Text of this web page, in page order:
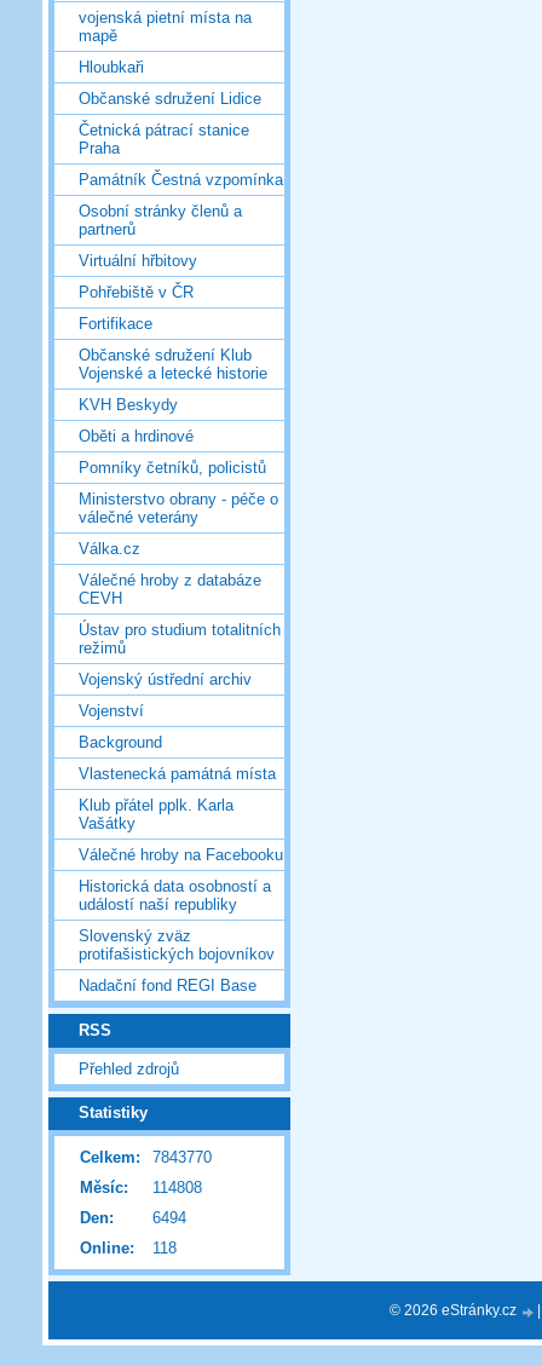
vojenská pietní místa na
mapě
Hloubkaři
Občanské sdružení Lidice
Četnická pátrací stanice
Praha
Památník Čestná vzpomínka
Osobní stránky členů a
partnerů
Virtuální hřbitovy
Pohřebiště v ČR
Fortifikace
Občanské sdružení Klub
Vojenské a letecké historie
KVH Beskydy
Oběti a hrdinové
Pomníky četníků, policistů
Ministerstvo obrany - péče o
válečné veterány
Válka.cz
Válečné hroby z databáze
CEVH
Ústav pro studium totalitních
režimů
Vojenský ústřední archiv
Vojenství
Background
Vlastenecká památná místa
Klub přátel pplk. Karla
Vašátky
Válečné hroby na Facebooku
Historická data osobností a
událostí naší republiky
Slovenský zväz
protifašistických bojovníkov
Nadační fond REGI Base
RSS
Přehled zdrojů
Statistiky
Online: 118
Celkem:
7843770
Měsíc:
114808
Den:
6494
© 2026 eStránky.cz